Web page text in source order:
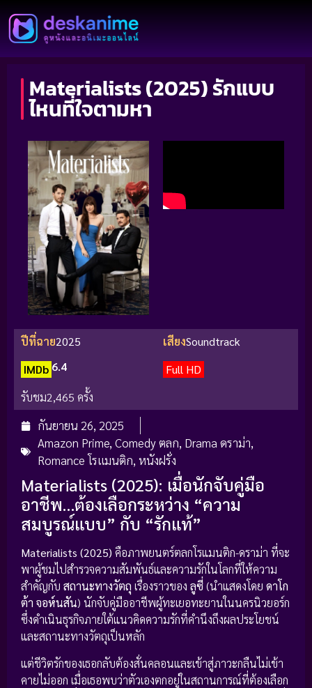
Materialists (2025) รักแบบ
ไหนที่ใจตามหา
ปีที่ฉาย2025 เสียงSoundtrack
IMDb 6.4
Full HD
รับชม2,465 ครั้ง
กันยายน 26, 2025
Amazon Prime, Comedy ตลก, Drama ดราม่า,
Romance โรแมนติก, หนังฝรั่ง
Materialists (2025): เมื่อนักจับคู่มือ
อาชีพ…ต้องเลือกระหว่าง “ความ
สมบูรณ์แบบ” กับ “รักแท้”
Materialists (2025) คือภาพยนตร์ตลกโรแมนติก-ดราม่า ที่จะ
พาผู้ชมไปสำรวจความสัมพันธ์และความรักในโลกที่ให้ความ
สำคัญกับ สถานะทางวัตถุ เรื่องราวของ ลูซี่(นำแสดงโดย ดาโก
ต้า จอห์นสัน) นักจับคู่มืออาชีพผู้ทะเยอทะยานในนครนิวยอร์ก
ซึ่งดำเนินธุรกิจภายใต้แนวคิดความรักที่คำนึงถึงผลประโยชน์
และสถานะทางวัตถุเป็นหลัก
แต่ชีวิตรักของเธอกลับต้องสั่นคลอนและเข้าสู่ภาวะกลืนไม่เข้า
คายไม่ออก เมื่อเธอพบว่าตัวเองตกอยู่ในสถานการณ์ที่ต้องเลือก